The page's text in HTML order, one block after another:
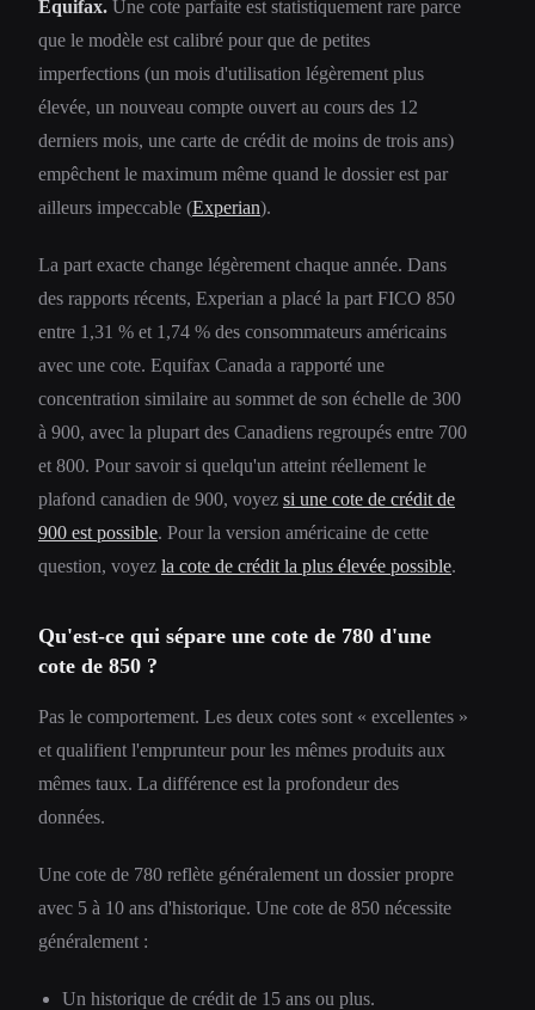
Equifax. Une cote parfaite est statistiquement rare parce
que le modèle est calibré pour que de petites
imperfections (un mois d'utilisation légèrement plus
élevée, un nouveau compte ouvert au cours des 12
derniers mois, une carte de crédit de moins de trois ans)
empêchent le maximum même quand le dossier est par
ailleurs impeccable (Experian).
La part exacte change légèrement chaque année. Dans
des rapports récents, Experian a placé la part FICO 850
entre 1,31 % et 1,74 % des consommateurs américains
avec une cote. Equifax Canada a rapporté une
concentration similaire au sommet de son échelle de 300
à 900, avec la plupart des Canadiens regroupés entre 700
et 800. Pour savoir si quelqu'un atteint réellement le
plafond canadien de 900, voyez si une cote de crédit de
900 est possible. Pour la version américaine de cette
question, voyez la cote de crédit la plus élevée possible.
Qu'est-ce qui sépare une cote de 780 d'une
cote de 850 ?
Pas le comportement. Les deux cotes sont « excellentes »
et qualifient l'emprunteur pour les mêmes produits aux
mêmes taux. La différence est la profondeur des
données.
Une cote de 780 reflète généralement un dossier propre
avec 5 à 10 ans d'historique. Une cote de 850 nécessite
généralement :
Un historique de crédit de 15 ans ou plus.